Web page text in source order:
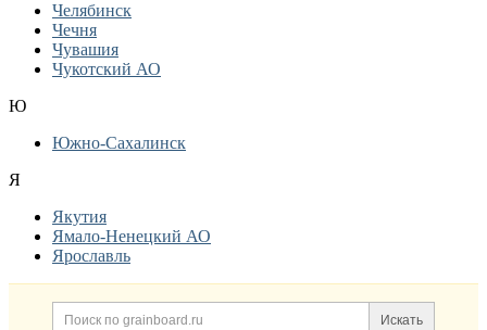
Челябинск
Чечня
Чувашия
Чукотский АО
Ю
Южно-Сахалинск
Я
Якутия
Ямало-Ненецкий АО
Ярославль
Дополнительная информация
Поиск по сайту и
Искать